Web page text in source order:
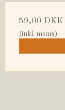
59,00 DKK
(inkl. moms)